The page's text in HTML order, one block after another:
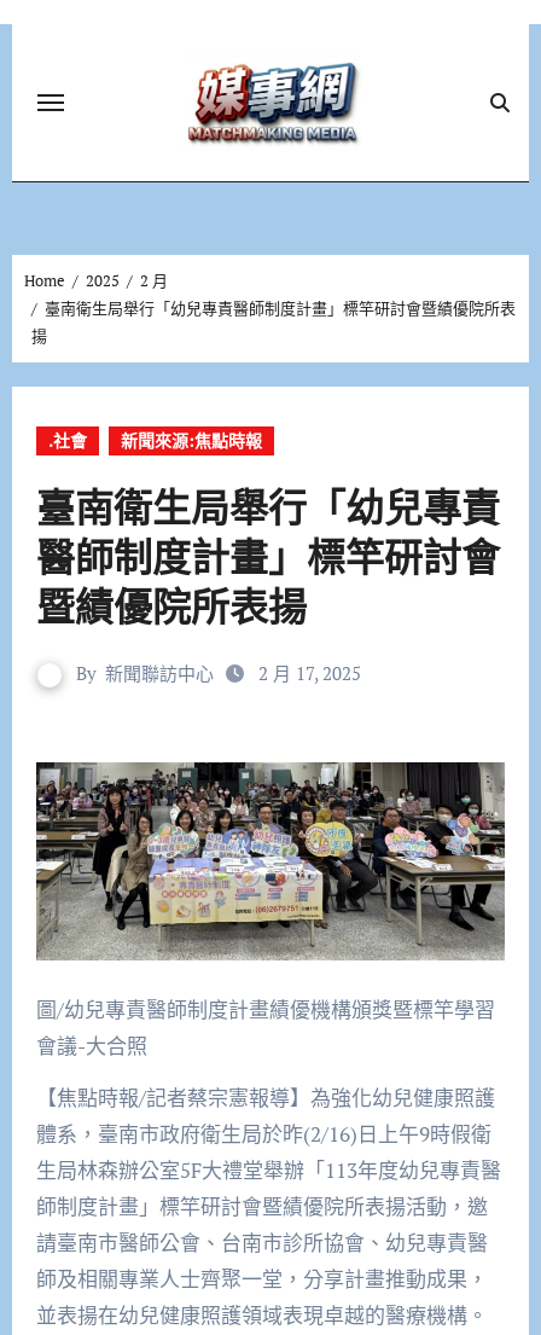
Home 2025
2 月
臺南衛生局舉行「幼兒專責醫師制度計畫」標竿研討會暨績優院所表
揚
.社會 新聞來源:焦點時報
臺南衛生局舉行「幼兒專責
醫師制度計畫」標竿研討會
暨績優院所表揚
By 新聞聯訪中心 2 月 17, 2025
圖/幼兒專責醫師制度計畫績優機構頒獎暨標竿學習
會議-大合照
【焦點時報/記者蔡宗憲報導】為強化幼兒健康照護
體系，臺南市政府衛生局於昨(2/16)日上午9時假衛
生局林森辦公室5F大禮堂舉辦「113年度幼兒專責醫
師制度計畫」標竿研討會暨績優院所表揚活動，邀
請臺南市醫師公會、台南市診所協會、幼兒專責醫
師及相關專業人士齊聚一堂，分享計畫推動成果，
並表揚在幼兒健康照護領域表現卓越的醫療機構。